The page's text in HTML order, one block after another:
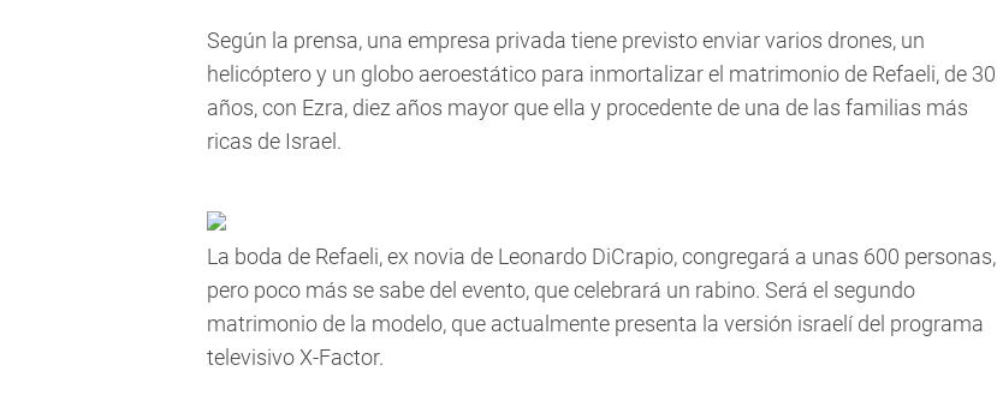
Según la prensa, una empresa privada tiene previsto enviar varios drones, un
helicóptero y un globo aeroestático para inmortalizar el matrimonio de Refaeli, de 30
años, con Ezra, diez años mayor que ella y procedente de una de las familias más
ricas de Israel.
La boda de Refaeli, ex novia de Leonardo DiCrapio, congregará a unas 600 personas,
pero poco más se sabe del evento, que celebrará un rabino. Será el segundo
matrimonio de la modelo, que actualmente presenta la versión israelí del programa
televisivo X-Factor.